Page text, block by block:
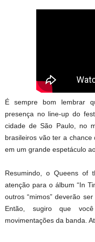
É sempre bom lembrar
presença no line-up do
cidade de São Paulo, no
brasileiros vão ter a
em um grande espetáculo
Resumindo, o Queens of
atenção para o álbum “In
outros “mimos” deverão
Então, sugiro que
movimentações da banda.